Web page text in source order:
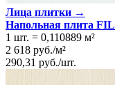
Лица плитки →
Напольная плита
1 шт. = 0,110889 м²
2 618 руб./м²
290,31 руб./шт.